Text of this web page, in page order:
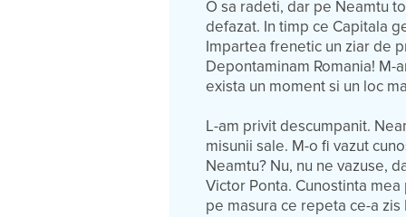
O sa radeti, dar pe Neamtu
defazat. In timp ce Capitala
Impartea frenetic un ziar de
Depontaminam Romania!
exista un moment si un loc
L-am privit descumpanit.
misunii sale. M-o fi vazut
Neamtu? Nu, nu ne vazuse,
Victor Ponta. Cunostinta
pe masura ce repeta ce-a